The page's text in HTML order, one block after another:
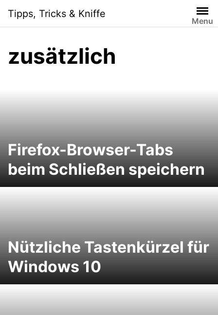
i
Tipps, Tricks & Kniffe
Menu
zusätzlich
Firefox-Browser-Tabs
beim Schließen speichern
Nützliche Tastenkürzel für
Windows 10